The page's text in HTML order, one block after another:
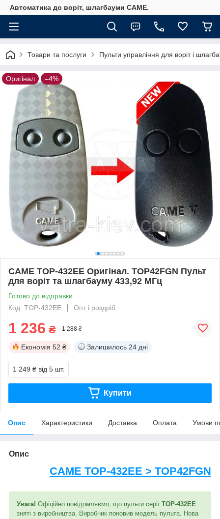
Автоматика до воріт, шлагбауми CAME.
Товари та послуги Пульти управління для воріт і
Оригінал –4%
CAME TOP-432EE Оригінал. TOP42FGN Пульт
для воріт та шлагбауму 433,92 МГц
Готово до відправки
Код: TOP-432EE
Опт і роздріб
1 236 ₴ 1 288 ₴
Економія 52 ₴ Залишилось 24 дні
1 249 ₴ від 5 шт.
Купити
Опис Характеристики Доставка Оплата Умови
Опис
CAME TOP-432EE > TOP42FGN
Увага! Офіційно повідомляємо, що пульти серії ТОР-432EE
зняті з виробництва. Виробник поновив модель пульта. Нова